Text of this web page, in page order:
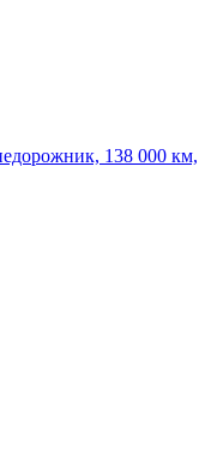
138 000 км,